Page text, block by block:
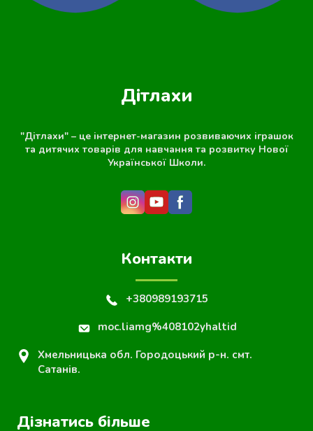
Дітлахи
"Дітлахи" – це інтернет-магазин розвиваючих іграшок
та дитячих товарів для навчання та розвитку Нової
Української Школи.
Контакти
+380989193715
moc.liamg%408102yhaltid
Хмельницька обл. Городоцький р-н. смт.
Сатанів.
Дізнатись більше